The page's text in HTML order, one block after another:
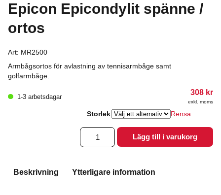
Epicon Epicondylit spänne /
ortos
Art: MR2500
Armbågsortos för avlastning av tennisarmbåge samt
golfarmbåge.
1-3 arbetsdagar
308 kr
exkl. moms
Storlek Rensa
Epicon
Epicondylit
spänne
ortos
mängd
Lägg till i varukorg
Beskrivning Ytterligare information